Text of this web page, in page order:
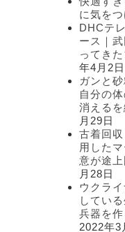
に気をつ
DHCテ
ース｜
ってき
年4月2日
ガンと
自分の
消えるを
月29日
古着回
用した
意が途
月28日
ウクラ
してい
兵器を
2022年3